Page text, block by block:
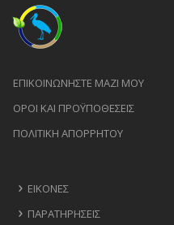
ΕΠΙΚΟΙΝΩΝΉΣΤΕ ΜΑΖΊ ΜΟΥ
ΟΡΟΙ ΚΑΙ ΠΡΟΫΠΟΘΈΣΕΙΣ
ΠΟΛΙΤΙΚΉ ΑΠΟΡΡΉΤΟΥ
ΕΙΚΌΝΕΣ
ΠΑΡΑΤΗΡΉΣΕΙΣ